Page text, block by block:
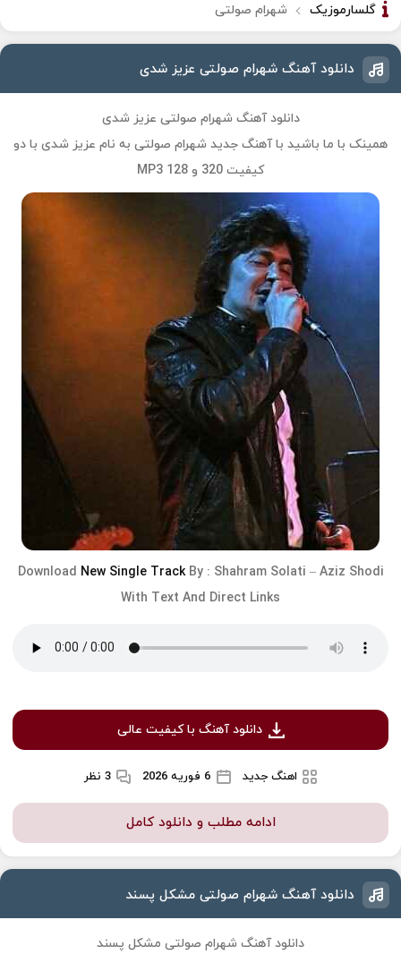
گلسارموزیک شهرام صولتی
دانلود آهنگ شهرام صولتی عزیز شدی
دانلود آهنگ شهرام صولتی عزیز شدی
همینک با ما باشید با آهنگ جدید شهرام صولتی به نام عزیز شدی با دو
کیفیت 320 و 128 MP3
Download New Single TrackBy : Shahram Solati – Aziz Shodi
With Text And Direct Links
دانلود آهنگ با کیفیت عالی
اهنگ جدید 6 فوریه 2026 3 نظر
ادامه مطلب و دانلود کامل
دانلود آهنگ شهرام صولتی مشکل پسند
دانلود آهنگ شهرام صولتی مشکل پسند